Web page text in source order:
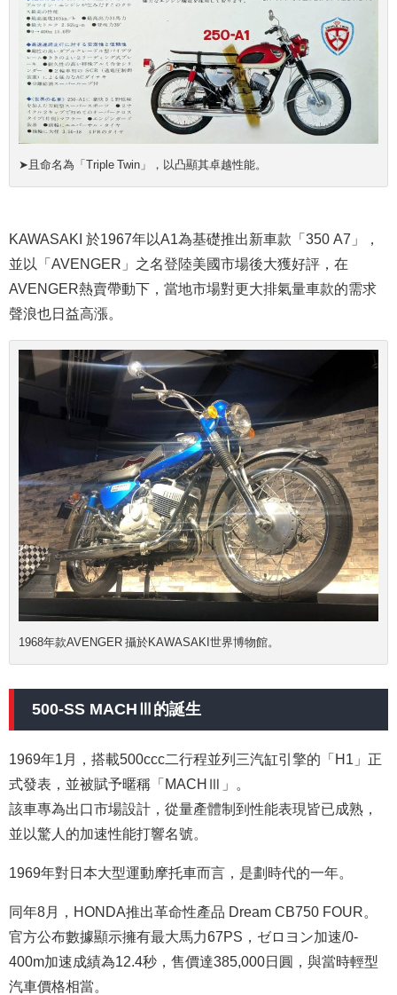
➤且命名為「Triple Twin」，以凸顯其卓越性能。
KAWASAKI 於1967年以A1為基礎推出新車款「350 A7」，
並以「AVENGER」之名登陸美國市場後大獲好評，在
AVENGER熱賣帶動下，當地市場對更大排氣量車款的需求
聲浪也日益高漲。
1968年款AVENGER 攝於KAWASAKI世界博物館。
500-SS MACHⅢ的誕生
1969年1月，搭載500ccc二行程並列三汽缸引擎的「H1」正
式發表，並被賦予暱稱「MACHⅢ」。
該車專為出口市場設計，從量產體制到性能表現皆已成熟，
並以驚人的加速性能打響名號。
1969年對日本大型運動摩托車而言，是劃時代的一年。
同年8月，HONDA推出革命性產品 Dream CB750 FOUR。
官方公布數據顯示擁有最大馬力67PS，ゼロヨン加速/0-
400m加速成績為12.4秒，售價達385,000日圓，與當時輕型
汽車價格相當。